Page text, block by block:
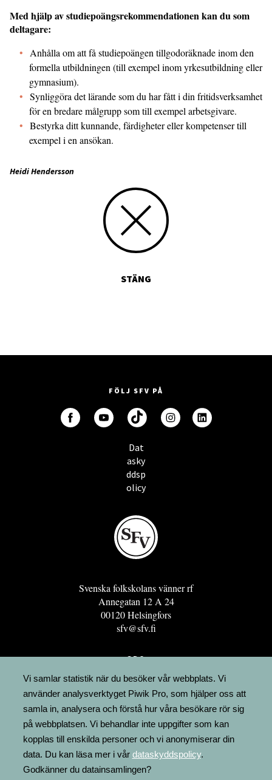
Med hjälp av studiepoängsrekommendationen kan du som
deltagare:
Anhålla om att få studiepoängen tillgodoräknade inom den
formella utbildningen (till exempel inom yrkesutbildning eller
gymnasium).
Synliggöra det lärande som du har fått i din fritidsverksamhet
för en bredare målgrupp som till exempel arbetsgivare.
Bestyrka ditt kunnande, färdigheter eller kompetenser till
exempel i en ansökan.
Heidi Hendersson
STÄNG
FÖLJ SFV PÅ
Dat
asky
ddsp
olicy
Svenska folkskolans vänner rf
Annegatan 12 A 24
00120 Helsingfors
sfv@sfv.fi
GRO
FÖRENINGSRESURSEN
MINNESRUNOR.FI
UPPSLAGSVERKET FINLAND
LÄGENHETER
FAKTURERING
Vi samlar statistik när du besöker vår webbplats. Vi
använder analysverktyget Piwik Pro, som hjälper oss att
samla in, analysera och förstå hur våra besökare rör sig
på webbplatsen. Vi behandlar inte uppgifter som kan
kopplas till enskilda personer och vi anonymiserar din
data. Du kan läsa mer i vår dataskyddspolicy.
Godkänner du datainsamlingen?